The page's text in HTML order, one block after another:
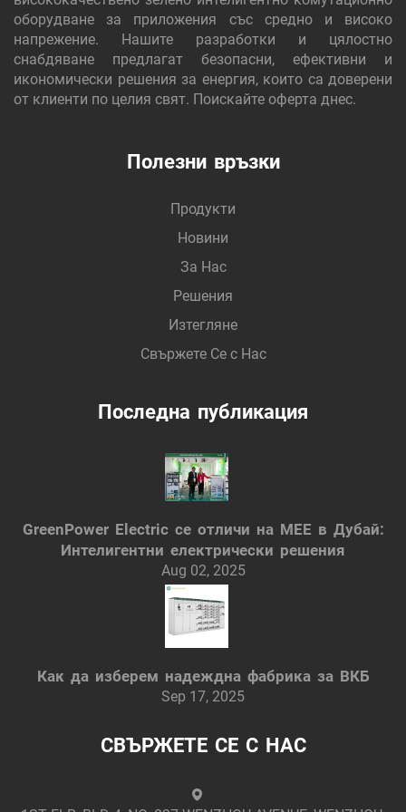
оборудване за приложения със средно и високо
напрежение. Нашите разработки и цялостно
снабдяване предлагат безопасни, ефективни и
икономически решения за енергия, които са доверени
от клиенти по целия свят. Поискайте оферта днес.
Полезни връзки
Продукти
Новини
За Нас
Решения
Изтегляне
Свържете Се с Нас
Последна публикация
GreenPower Electric се отличи на MEE в Дубай:
Интелигентни електрически решения
Aug 02, 2025
Как да изберем надеждна фабрика за ВКБ
Sep 17, 2025
СВЪРЖЕТЕ СЕ С НАС